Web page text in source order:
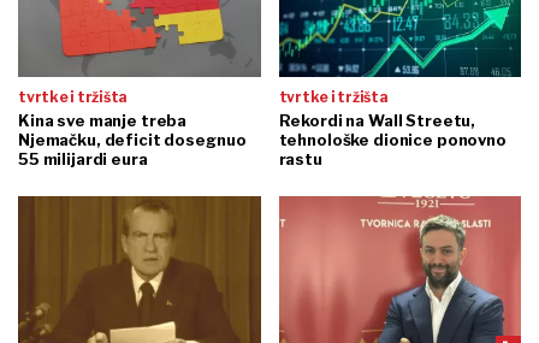
tvrtke i tržišta
Kina sve manje treba
Njemačku, deficit dosegnuo
55 milijardi eura
tvrtke i tržišta
Rekordi na Wall Streetu,
tehnološke dionice ponovno
rastu